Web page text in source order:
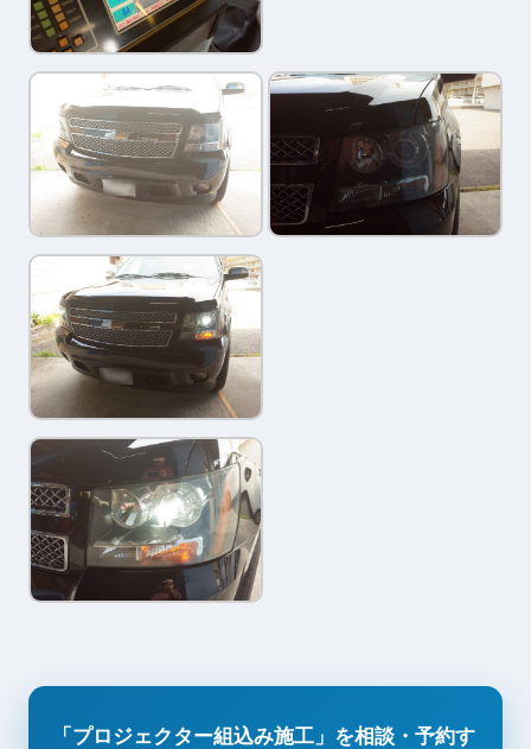
「プロジェクター組込み施工」を相談・予約す